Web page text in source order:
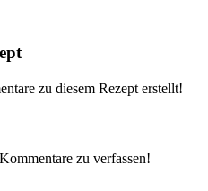
zu diesem Rezept erstellt!
zu verfassen!